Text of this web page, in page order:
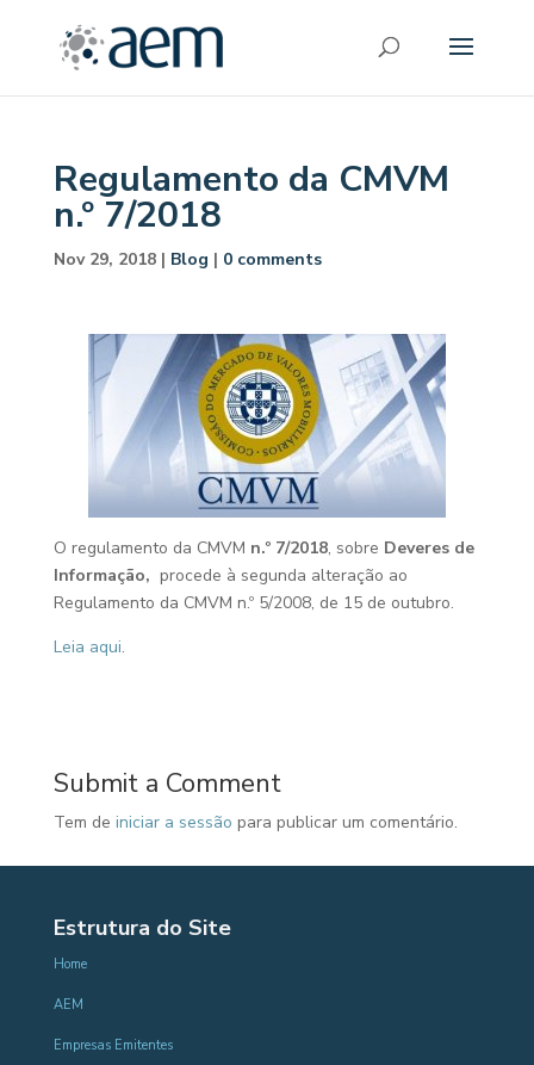
Regulamento da CMVM
n.º 7/2018
Nov 29, 2018| Blog | 0 comments
O regulamento da CMVM n.º 7/2018, sobre Deveres de
Informação, procede à segunda alteração ao
Regulamento da CMVM n.º 5/2008, de 15 de outubro.
Leia aqui.
Submit a Comment
Tem de iniciar a sessão para publicar um comentário.
Estrutura do Site
Home
AEM
Empresas Emitentes